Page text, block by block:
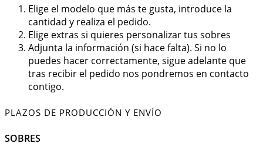
Elige el modelo que más te gusta, introduce la
cantidad y realiza el pedido.
Elige extras si quieres personalizar tus sobres
Adjunta la información (si hace falta). Si no lo
puedes hacer correctamente, sigue adelante que
tras recibir el pedido nos pondremos en contacto
contigo.
PLAZOS DE PRODUCCIÓN Y ENVÍO
SOBRES